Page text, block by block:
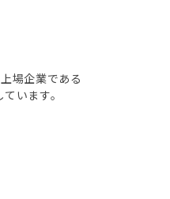
場企業である
います。